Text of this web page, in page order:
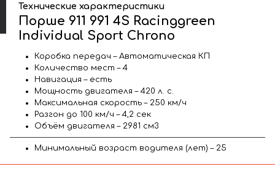
Технические характеристики
Порше 911 991 4S Racinggreen
Individual Sport Chrono
Коробка передач – Автоматическая КП
Количество мест – 4
Навигация – есть
Мощность двигателя – 420 л. с.
Максимальная скорость – 250 км/ч
Разгон до 100 км/ч – 4,2 сек
Объём двигателя – 2981 см3
Минимальный возраст водителя (лет) – 25